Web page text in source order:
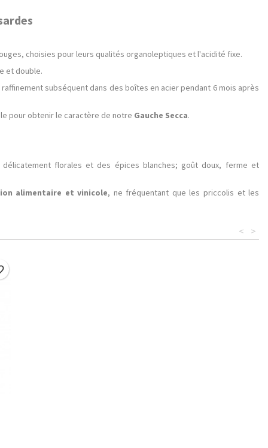
choisies pour leurs qualités organoleptiques et l'acidité fixe.
et double.
subséquent dans des boîtes en acier pendant 6 mois après
pour obtenir le caractère de notre Gauche Secca.
florales et des épices blanches; goût doux, ferme et
alimentaire et vinicole, ne fréquentant que les priccolis et les
>
<